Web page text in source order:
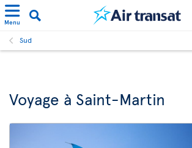
Menu
Sud
Voyage à Saint-Martin